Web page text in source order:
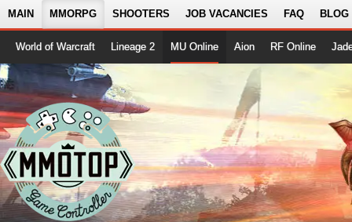
MAIN MMORPG SHOOTERS JOB VACANCIES FAQ BLOG
World of Warcraft Lineage 2 MU Online Aion RF Online